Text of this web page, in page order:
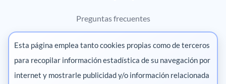
Preguntas frecuentes
Contáctanos
Marketing digital
Pharma
Esta página emplea tanto cookies propias como de terceros
para recopilar información estadística de su navegación por
internet y mostrarle publicidad y/o información relacionada